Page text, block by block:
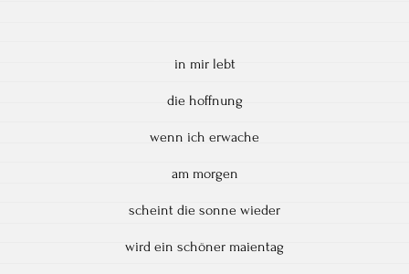
in mir lebt
die hoffnung
wenn ich erwache
am morgen
scheint die sonne wieder
wird ein schöner maientag